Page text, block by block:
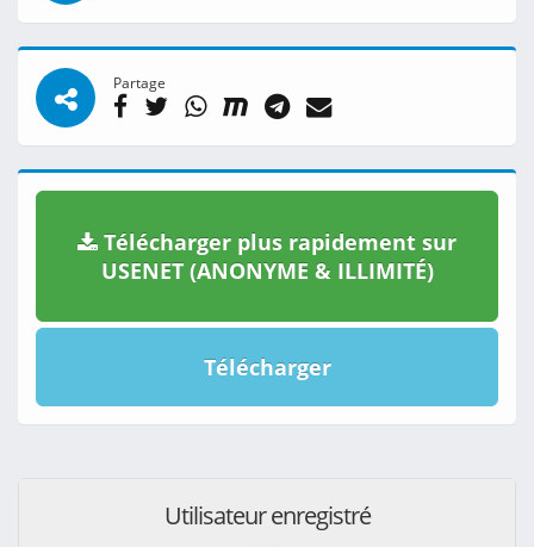
Partage
Télécharger plus rapidement sur
USENET (ANONYME & ILLIMITÉ)
Télécharger
Utilisateur enregistré